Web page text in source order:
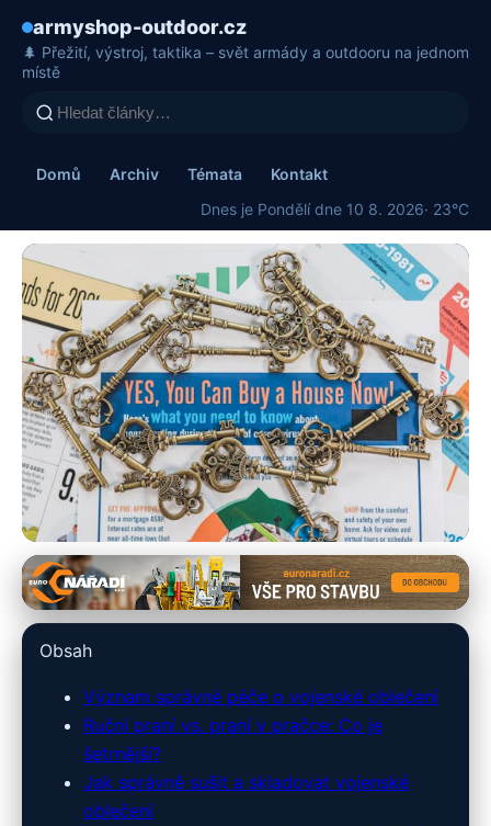
armyshop-outdoor.cz
🌲 Přežití, výstroj, taktika – svět armády a outdooru na jednom
místě
Domů Archiv Témata
Kontakt
Dnes je Pondělí dne 10 8. 2026· 23°C
armyshop-outdoor.cz
Maximalizujte životnost
vojenského oblečení: Klíčové
tipy a triky
7. 3. 2026· 9 min čtení · Autor: Tomáš Novák
Obsah
Význam správné péče o vojenské oblečení
Ruční praní vs. praní v pračce: Co je
šetrnější?
Jak správně sušit a skladovat vojenské
oblečení